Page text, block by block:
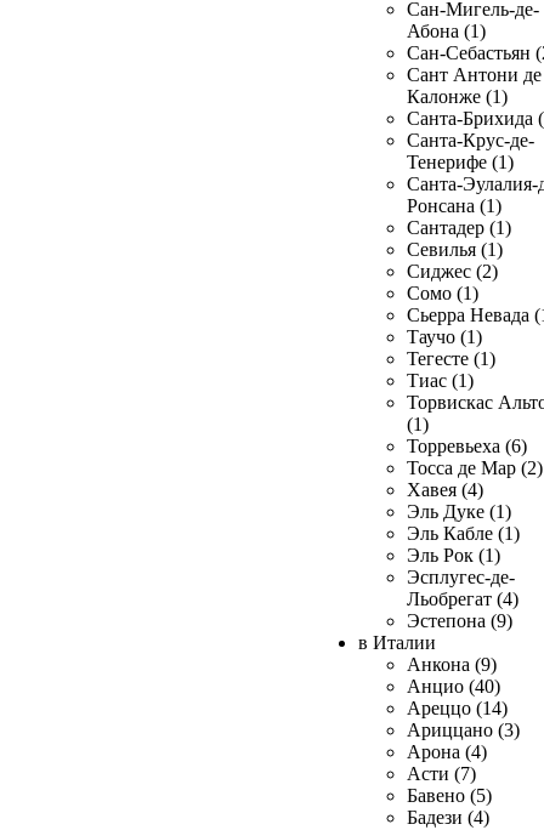
Сан-Мигель-де-
Абона (1)
Сан-Себастьян
Сант Антони де
Калонже (1)
Санта-Брихида
Санта-Крус-де-
Тенерифе (1)
Санта-Эулалия-
Ронсана (1)
Сантадер (1)
Севилья (1)
Сиджес (2)
Сомо (1)
Сьерра Невада
Таучо (1)
Тегесте (1)
Тиас (1)
Торвискас
(1)
Торревьеха (6)
Тосса де Мар (2)
Хавея (4)
Эль Дуке (1)
Эль Кабле (1)
Эль Рок (1)
Эсплугес-де-
Льобрегат (4)
Эстепона (9)
в Италии
Анкона (9)
Анцио (40)
Ареццо (14)
Ариццано (3)
Арона (4)
Асти (7)
Бавено (5)
Бадези (4)